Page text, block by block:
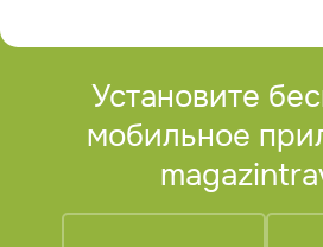
Установите
мобильное